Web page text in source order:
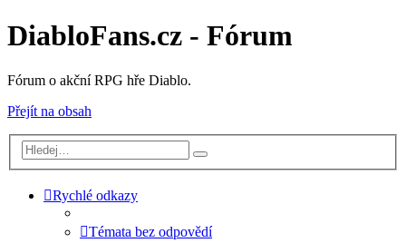
DiabloFans.cz - Fórum
Fórum o akční RPG hře Diablo.
Přejít na obsah
Rychlé odkazy
Témata bez odpovědí